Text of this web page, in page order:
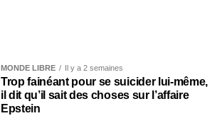
MONDE LIBRE Il y a 2 semaines
Trop fainéant pour se suicider lui-même,
il dit qu’il sait des choses sur l’affaire
Epstein